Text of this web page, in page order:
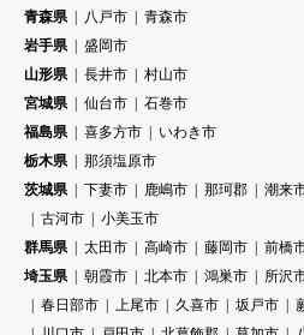
青森県
八戸市
青森市
岩手県
盛岡市
山形県
長井市
村山市
宮城県
仙台市
石巻市
福島県
喜多方市
いわき市
栃木県
那須塩原市
茨城県
下妻市 鹿嶋市 那珂郡 潮来
古河市
小美玉市
群馬県
太田市 高崎市 藤岡市
前橋
埼玉県
朝霞市 北本市 鴻巣市 所沢
春日部市
上尾市 久喜市 坂戸市